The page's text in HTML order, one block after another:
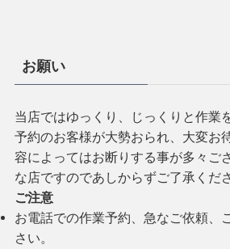
お願い
当店ではゆっくり、じっくりと作業
予約のお客様が大勢おられ、大変お
容によってはお断りする事が多々ご
な店ですのであしからずご了承くだ
ご注意
お電話での作業予約、急なご依頼、
さい。